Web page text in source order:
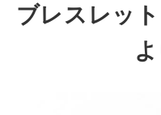
ブレスレット